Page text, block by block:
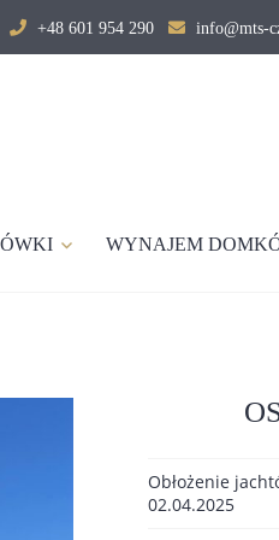
+48 601 954 290 info@mts-
WYNAJEM
Obłożenie
02.04.2025